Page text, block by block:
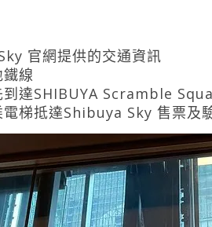
官網提供的交通資訊
線
到達SHIBUYA Scramble
電梯抵達Shibuya Sky 售票及